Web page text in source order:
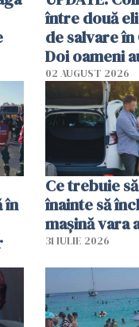
între două
de salvare în
Doi oameni
02 AUGUST 2026
în
Ce trebuie
înainte să
mașină vara
31 IULIE 2026